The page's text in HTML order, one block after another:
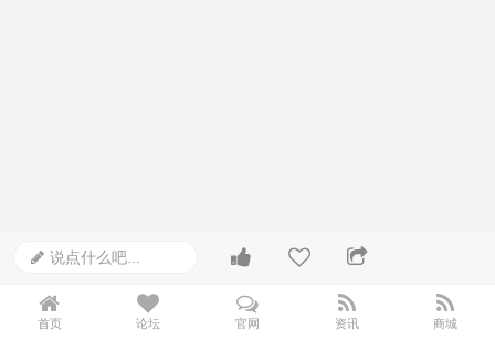
说点什么吧...
首页 论坛 官网 资讯 商城